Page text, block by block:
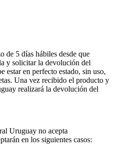
de 5 días hábiles desde que
y solicitar la devolución del
estar en perfecto estado, sin uso,
Una vez recibido el producto y
realizará la devolución del
Uruguay no acepta
en los siguientes casos: